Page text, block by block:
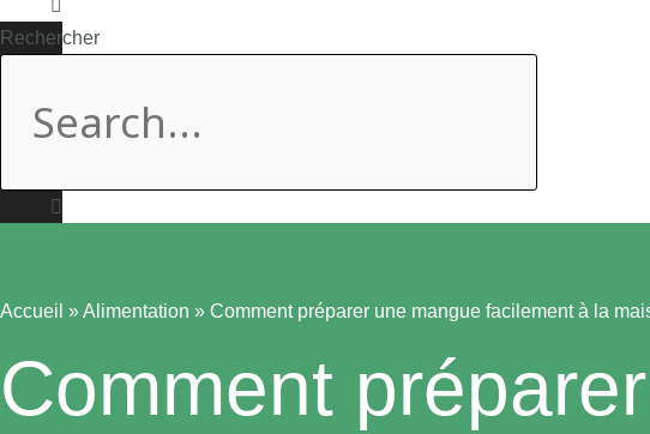
Rechercher
Accueil »Alimentation » Comment préparer une mangue facilement à la
Comment